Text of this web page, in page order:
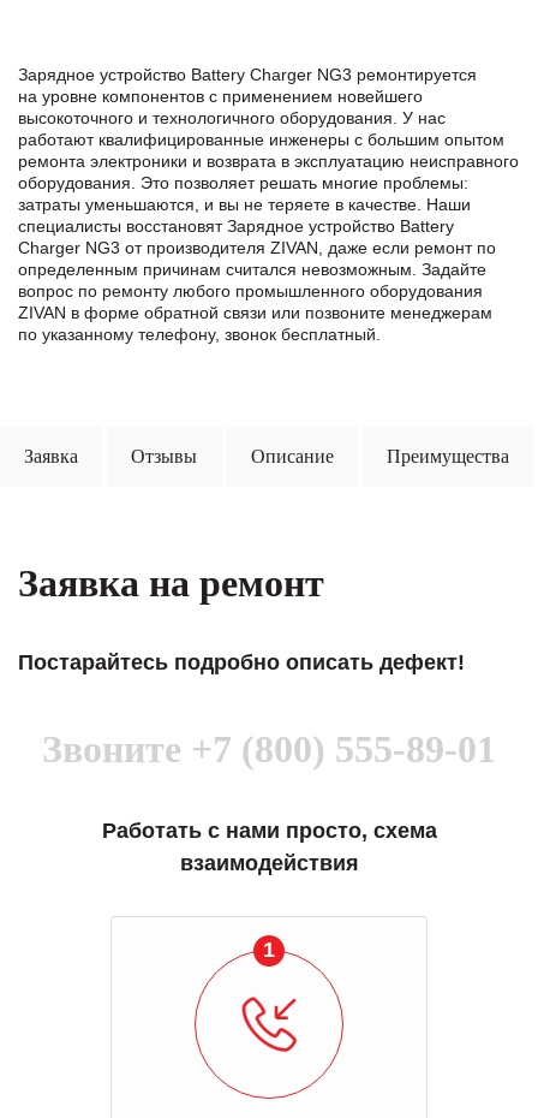
Зарядное устройство Battery Charger NG3 ремонтируется
на уровне компонентов с применением новейшего
высокоточного и технологичного оборудования. У нас
работают квалифицированные инженеры с большим опытом
ремонта электроники и возврата в эксплуатацию неисправного
оборудования. Это позволяет решать многие проблемы:
затраты уменьшаются, и вы не теряете в качестве. Наши
специалисты восстановят Зарядное устройство Battery
Charger NG3 от производителя ZIVAN, даже если ремонт по
определенным причинам считался невозможным. Задайте
вопрос по ремонту любого промышленного оборудования
ZIVAN в формe обратной связи или позвоните менеджерам
по указанному телефону, звонок бесплатный.
Заявка Отзывы Описание Преимущества
Заявка на ремонт
Постарайтесь подробно описать дефект!
Звоните +7 (800) 555-89-01
Работать с нами просто, схема
взаимодействия
1